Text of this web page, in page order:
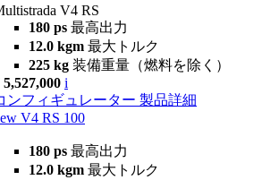
V4 RS
180 ps 最高出力
12.0 kgm 最大トルク
225 kg 装備重量（燃料を除く）
5,527,000 i
ンフィギュレーター 製品詳細
V4 RS 100
180 ps 最高出力
12.0 kgm 最大トルク